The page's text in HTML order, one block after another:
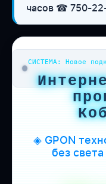
часов ☎ 750-
СИСТЕМА: Новое
◈ GPON
без